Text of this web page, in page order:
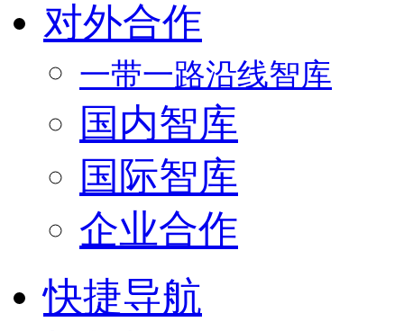
对外合作
一带一路沿线智库
国内智库
国际智库
企业合作
快捷导航